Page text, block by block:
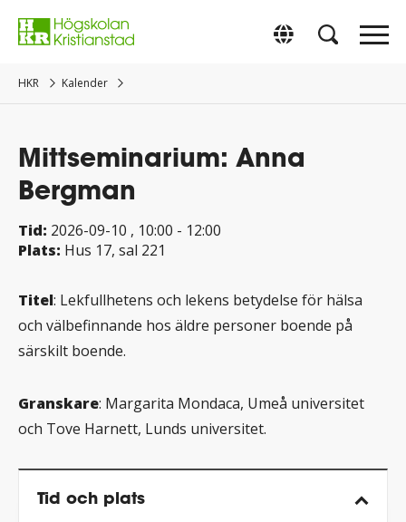
direkt
Switch to
HKR Kalender
Mittseminarium: Anna
Bergman
Tid: 2026-09-10 , 10:00 - 12:00
Plats: Hus 17, sal 221
Titel: Lekfullhetens och lekens betydelse för hälsa
och välbefinnande hos äldre personer boende på
särskilt boende.
Granskare: Margarita Mondaca, Umeå universitet
och Tove Harnett, Lunds universitet.
Tid och plats